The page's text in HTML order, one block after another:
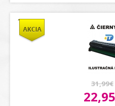
31,99€